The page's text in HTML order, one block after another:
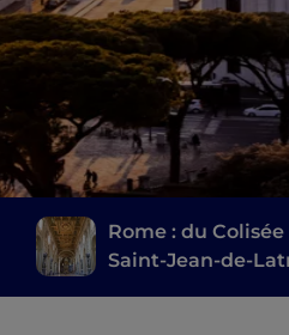
Rome : du Colisée
Saint-Jean-de-